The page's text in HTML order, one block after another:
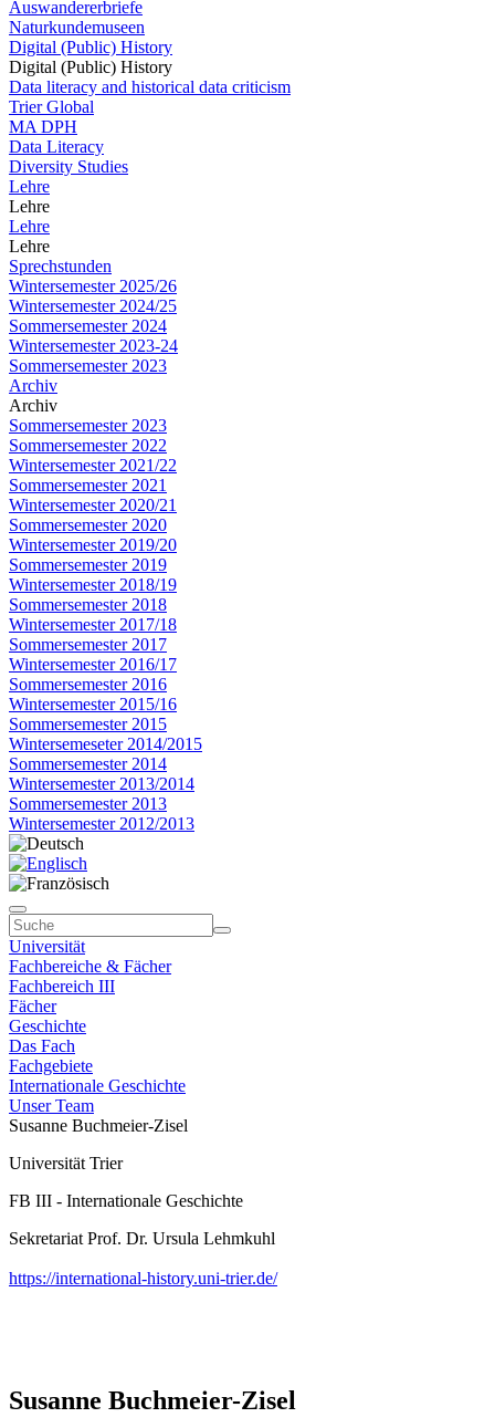
Auswandererbriefe
Naturkundemuseen
Digital (Public) History
Digital (Public) History
Data literacy and historical data criticism
Trier Global
MA DPH
Data Literacy
Diversity Studies
Lehre
Lehre
Lehre
Lehre
Sprechstunden
Wintersemester 2025/26
Wintersemester 2024/25
Sommersemester 2024
Wintersemester 2023-24
Sommersemester 2023
Archiv
Archiv
Sommersemester 2023
Sommersemester 2022
Wintersemester 2021/22
Sommersemester 2021
Wintersemester 2020/21
Sommersemester 2020
Wintersemester 2019/20
Sommersemester 2019
Wintersemester 2018/19
Sommersemester 2018
Wintersemester 2017/18
Sommersemester 2017
Wintersemester 2016/17
Sommersemester 2016
Wintersemester 2015/16
Sommersemester 2015
Wintersemeseter 2014/2015
Sommersemester 2014
Wintersemester 2013/2014
Sommersemester 2013
Wintersemester 2012/2013
Universität
Fachbereiche & Fächer
Fachbereich III
Fächer
Geschichte
Das Fach
Fachgebiete
Internationale Geschichte
Unser Team
Susanne Buchmeier-Zisel
Universität Trier
FB III - Internationale Geschichte
Sekretariat Prof. Dr. Ursula Lehmkuhl
https://international-history.uni-trier.de/
Susanne Buchmeier-Zisel